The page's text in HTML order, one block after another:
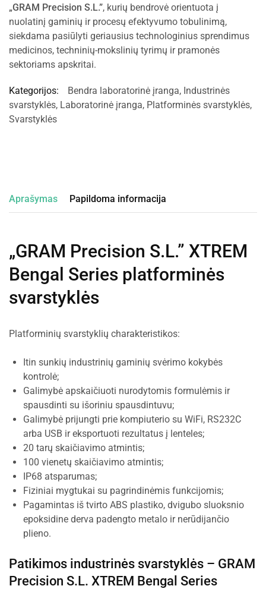
„GRAM Precision S.L.”, kurių bendrovė orientuota į
nuolatinį gaminių ir procesų efektyvumo tobulinimą,
siekdama pasiūlyti geriausius technologinius sprendimus
medicinos, techninių-mokslinių tyrimų ir pramonės
sektoriams apskritai.
Kategorijos: Bendra laboratorinė įranga, Industrinės
svarstyklės, Laboratorinė įranga, Platforminės svarstyklės,
Svarstyklės
Aprašymas Papildoma informacija
„GRAM Precision S.L.” XTREM
Bengal Series platforminės
svarstyklės
Platforminių svarstyklių charakteristikos:
Itin sunkių industrinių gaminių svėrimo kokybės
kontrolė;
Galimybė apskaičiuoti nurodytomis formulėmis ir
spausdinti su išoriniu spausdintuvu;
Galimybė prijungti prie kompiuterio su WiFi, RS232C
arba USB ir eksportuoti rezultatus į lenteles;
20 tarų skaičiavimo atmintis;
100 vienetų skaičiavimo atmintis;
IP68 atsparumas;
Fiziniai mygtukai su pagrindinėmis funkcijomis;
Pagamintas iš tvirto ABS plastiko, dvigubo sluoksnio
epoksidine derva padengto metalo ir nerūdijančio
plieno.
Patikimos industrinės svarstyklės – GRAM
Precision S.L. XTREM Bengal Series